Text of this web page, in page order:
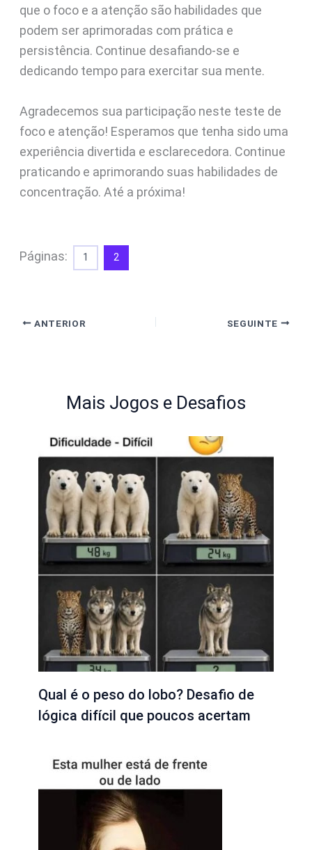
que o foco e a atenção são habilidades que
podem ser aprimoradas com prática e
persistência. Continue desafiando-se e
dedicando tempo para exercitar sua mente.
Agradecemos sua participação neste teste de
foco e atenção! Esperamos que tenha sido uma
experiência divertida e esclarecedora. Continue
praticando e aprimorando suas habilidades de
concentração. Até a próxima!
Páginas: 1 2
ANTERIOR SEGUINTE
Mais Jogos e Desafios
Qual é o peso do lobo? Desafio de
lógica difícil que poucos acertam